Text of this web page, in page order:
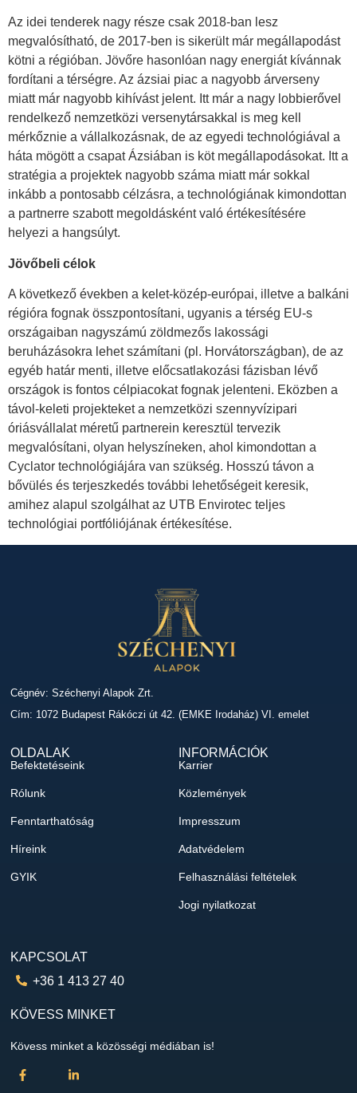
Az idei tenderek nagy része csak 2018-ban lesz
megvalósítható, de 2017-ben is sikerült már megállapodást
kötni a régióban. Jövőre hasonlóan nagy energiát kívánnak
fordítani a térségre. Az ázsiai piac a nagyobb árverseny
miatt már nagyobb kihívást jelent. Itt már a nagy lobbierővel
rendelkező nemzetközi versenytársakkal is meg kell
mérkőznie a vállalkozásnak, de az egyedi technológiával a
háta mögött a csapat Ázsiában is köt megállapodásokat. Itt a
stratégia a projektek nagyobb száma miatt már sokkal
inkább a pontosabb célzásra, a technológiának kimondottan
a partnerre szabott megoldásként való értékesítésére
helyezi a hangsúlyt.
Jövőbeli célok
A következő években a kelet-közép-európai, illetve a balkáni
régióra fognak összpontosítani, ugyanis a térség EU-s
országaiban nagyszámú zöldmezős lakossági
beruházásokra lehet számítani (pl. Horvátországban), de az
egyéb határ menti, illetve előcsatlakozási fázisban lévő
országok is fontos célpiacokat fognak jelenteni. Eközben a
távol-keleti projekteket a nemzetközi szennyvízipari
óriásvállalat méretű partnerein keresztül tervezik
megvalósítani, olyan helyszíneken, ahol kimondottan a
Cyclator technológiájára van szükség. Hosszú távon a
bővülés és terjeszkedés további lehetőségeit keresik,
amihez alapul szolgálhat az UTB Envirotec teljes
technológiai portfóliójának értékesítése.
Cégnév: Széchenyi Alapok Zrt.
Cím: 1072 Budapest Rákóczi út 42. (EMKE Irodaház) VI. emelet
OLDALAK
Befektetéseink
Rólunk
Fenntarthatóság
Híreink
GYIK
INFORMÁCIÓK
Karrier
Közlemények
Impresszum
Adatvédelem
Felhasználási feltételek
Jogi nyilatkozat
KAPCSOLAT
+36 1 413 27 40
KÖVESS MINKET
Kövess minket a közösségi médiában is!